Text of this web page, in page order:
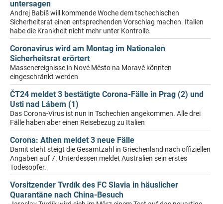
untersagen
Andrej Babiš will kommende Woche dem tschechischen
Sicherheitsrat einen entsprechenden Vorschlag machen. Italien
habe die Krankheit nicht mehr unter Kontrolle.
Coronavirus wird am Montag im Nationalen
Sicherheitsrat erörtert
Massenereignisse in Nové Město na Moravě könnten
eingeschränkt werden
ČT24 meldet 3 bestätigte Corona-Fälle in Prag (2) und
Usti nad Lábem (1)
Das Corona-Virus ist nun in Tschechien angekommen. Alle drei
Fälle haben aber einen Reisebezug zu Italien
Corona: Athen meldet 3 neue Fälle
Damit steht steigt die Gesamtzahl in Griechenland nach offiziellen
Angaben auf 7. Unterdessen meldet Australien sein erstes
Todesopfer.
Vorsitzender Tvrdík des FC Slavia in häuslicher
Quarantäne nach China-Besuch